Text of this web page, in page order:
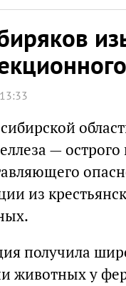
—
из
получила
животных у